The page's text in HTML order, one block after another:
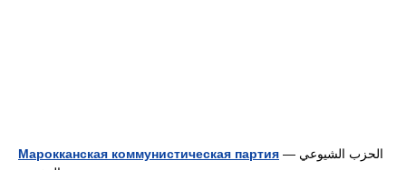
Марокканская коммунистическая партия — الحزب الشيوعي